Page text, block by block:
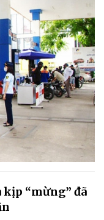
kịp “mừng” đã